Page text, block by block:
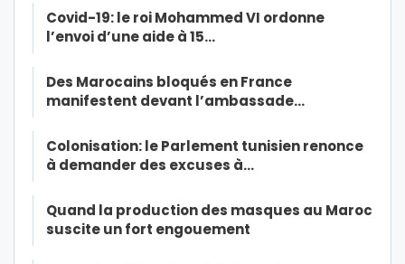
Covid-19: le roi Mohammed VI ordonne
l’envoi d’une aide à 15…
Des Marocains bloqués en France
manifestent devant l’ambassade…
Colonisation: le Parlement tunisien renonce
à demander des excuses à…
Quand la production des masques au Maroc
suscite un fort engouement